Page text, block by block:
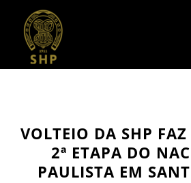
VOLTEIO DA SHP
2ª ETAPA DO
PAULISTA EM